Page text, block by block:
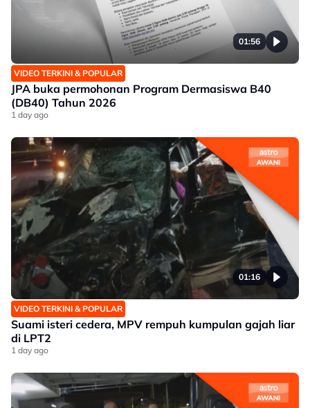
01:56
VIDEO TERKINI & POPULAR
JPA buka permohonan Program Dermasiswa B40
(DB40) Tahun 2026
1 day ago
01:16
VIDEO TERKINI & POPULAR
Suami isteri cedera, MPV rempuh kumpulan gajah liar
di LPT2
1 day ago